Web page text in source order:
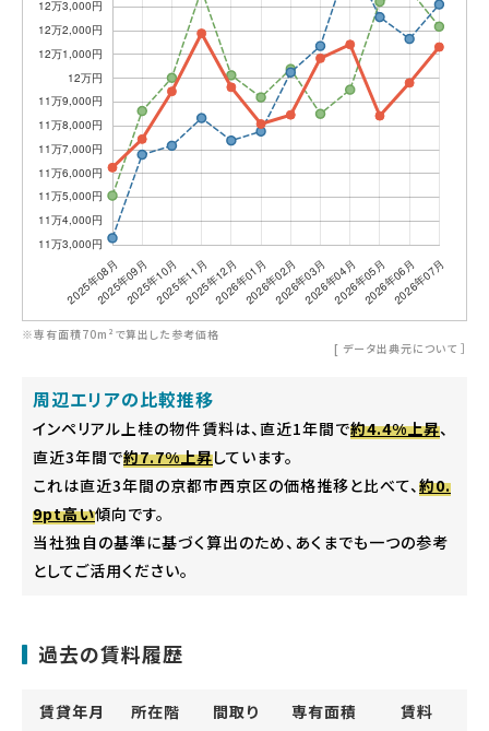
※専有面積70m²で算出した参考価格
[ データ出典元について ］
周辺エリアの比較推移
インペリアル上桂の物件賃料は、直近1年間で約4.4%上昇、
直近3年間で約7.7%上昇しています。
これは直近3年間の京都市西京区の価格推移と比べて、 約0.
9pt高い傾向です。
当社独自の基準に基づく算出のため、あくまでも一つの参考
としてご活用ください。
過去の賃料履歴
賃貸年月 所在階 間取り 専有面積 賃料